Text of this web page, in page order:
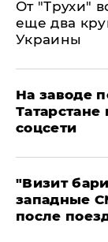
От "Трухи"
еще два
Украины
На заводе
соцсети
"Визит
западные
после